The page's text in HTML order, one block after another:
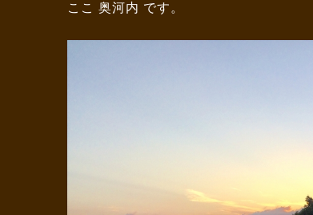
ここ 奥河内 です。